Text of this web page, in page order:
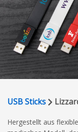
USB Sticks
Hergestellt aus